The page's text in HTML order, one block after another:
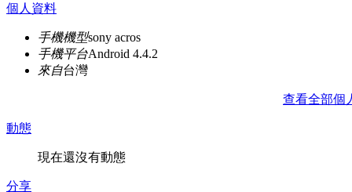
個人資料
手機機型sony acros
手機平台Android 4.4.2
來自台灣
查看全部個
動態
現在還沒有動態
分享